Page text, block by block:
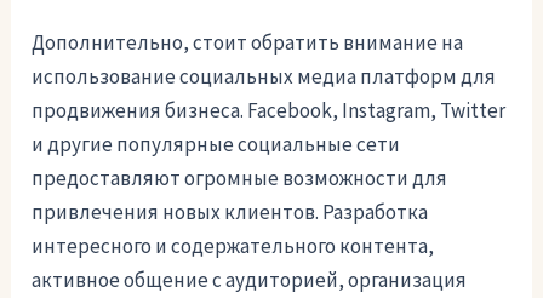
Дополнительно, стоит обратить внимание на
использование социальных медиа платформ для
продвижения бизнеса. Facebook, Instagram, Twitter
и другие популярные социальные сети
предоставляют огромные возможности для
привлечения новых клиентов. Разработка
интересного и содержательного контента,
активное общение с аудиторией, организация